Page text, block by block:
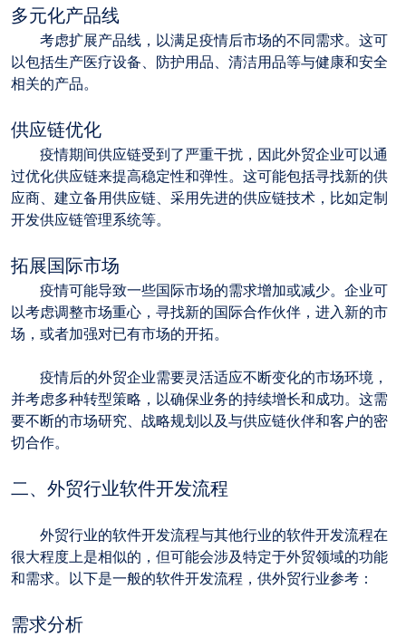
多元化产品线
以包括生产医疗设备、防护用品、清洁用品等与健康和安全
相关的产品。
供应链优化
过优化供应链来提高稳定性和弹性。这可能包括寻找新的供
应商、建立备用供应链、采用先进的供应链技术，比如定制
开发供应链管理系统等。
拓展国际市场
以考虑调整市场重心，寻找新的国际合作伙伴，进入新的市
场，或者加强对已有市场的开拓。
并考虑多种转型策略，以确保业务的持续增长和成功。这需
要不断的市场研究、战略规划以及与供应链伙伴和客户的密
切合作。
二、外贸行业软件开发流程
很大程度上是相似的，但可能会涉及特定于外贸领域的功能
和需求。以下是一般的软件开发流程，供外贸行业参考：
需求分析